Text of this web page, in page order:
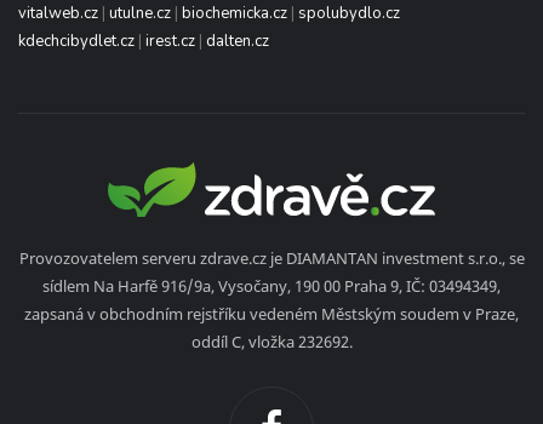
vitalweb.cz | utulne.cz | biochemicka.cz | spolubydlo.cz
kdechcibydlet.cz | irest.cz | dalten.cz
Provozovatelem serveru zdrave.cz je DIAMANTAN investment s.r.o., se
sídlem Na Harfě 916/9a, Vysočany, 190 00 Praha 9, IČ: 03494349,
zapsaná v obchodním rejstříku vedeném Městským soudem v Praze,
oddíl C, vložka 232692.